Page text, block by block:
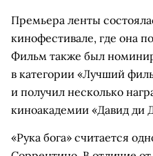
Премьера ленты
кинофестивале, где она
Фильм также был
в категории «Лучший
и получил несколько
киноакадемии «Давид ди
«Рука бога» считается